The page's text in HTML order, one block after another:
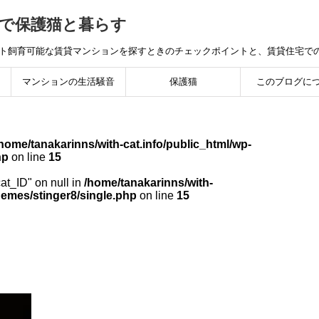
保護猫と暮らす
飼育可能な賃貸マンションを探すときのチェックポイントと、賃貸住宅
マンションの生活騒音 保護猫 このブログに
tanakarinns/with-cat.info/public_html/wp-
on line 15
on null in /home/tanakarinns/with-
stinger8/single.php on line 15